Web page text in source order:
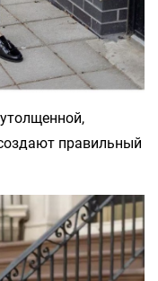
правильный